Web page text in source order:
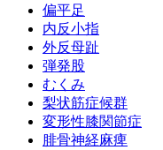
偏平足
内反小指
外反母趾
弾発股
むくみ
梨状筋症候群
変形性膝関節症
腓骨神経麻痺